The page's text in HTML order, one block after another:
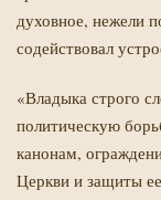
духовное, нежели
содействовал
«Владыка строго
политическую
канонам,
Церкви и защиты